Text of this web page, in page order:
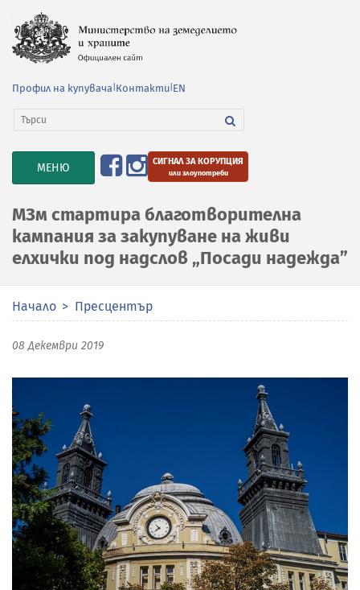
Профил на купувача Контакти EN
TOGGLE
NAVIGATION
МЕНЮ СИГНАЛ ЗА КОРУПЦИЯ
или злоупотреби
МЗм стартира благотворителна
кампания за закупуване на живи
елхички под надслов „Посади надежда”
Начало Пресцентър
08 Декември 2019